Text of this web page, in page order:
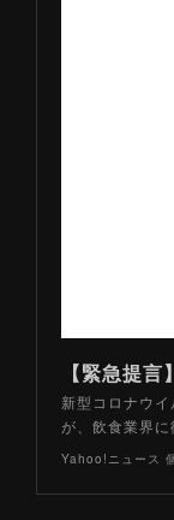
新型コロナウ
が、飲食業界
Yahoo!ニュース